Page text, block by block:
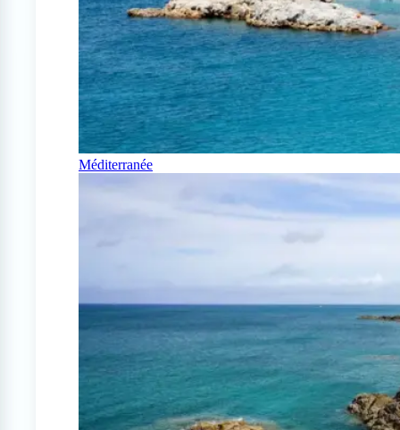
Méditerranée